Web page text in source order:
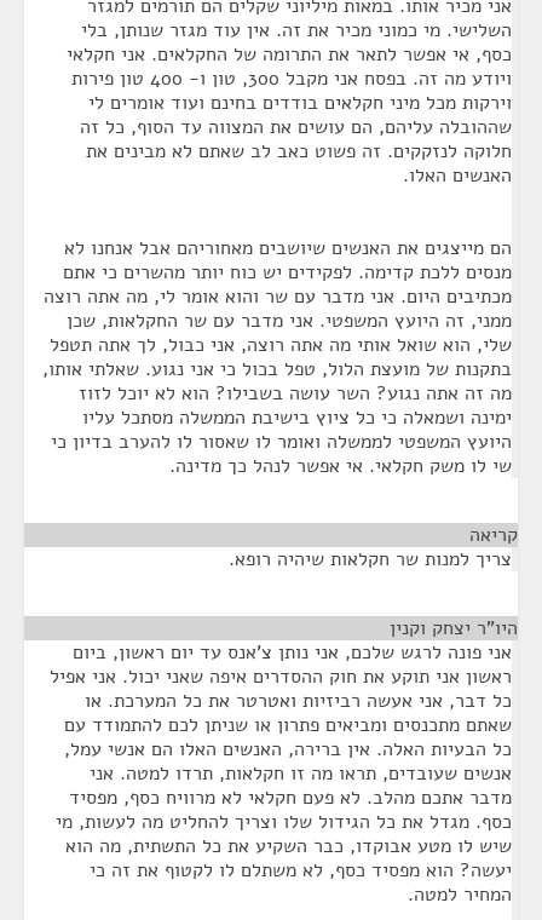
אני מכיר אותו. במאות מיליוני שקלים הם תורמים למגזר
השלישי. מי כמוני מכיר את זה. אין עוד מגזר שנותן, בלי
כסף, אי אפשר לתאר את התרומה של החקלאים. אני חקלאי
ויודע מה זה. בפסח אני מקבל 300, טון ו- 400 טון פירות
וירקות מכל מיני חקלאים בודדים בחינם ועוד אומרים לי
שההובלה עליהם, הם עושים את המצווה עד הסוף, כל זה
חלוקה לנזקקים. זה פשוט כאב לב שאתם לא מבינים את
האנשים האלו.
הם מייצגים את האנשים שיושבים מאחוריהם אבל אנחנו לא
מנסים ללכת קדימה. לפקידים יש כוח יותר מהשרים כי אתם
מכתיבים היום. אני מדבר עם שר והוא אומר לי, מה אתה רוצה
ממני, זה היועץ המשפטי. אני מדבר עם שר החקלאות, שכן
שלי, הוא שואל אותי מה אתה רוצה, אני כבול, לך אתה תטפל
בתקנות של מועצת הלול, טפל בכול כי אני נגוע. שאלתי אותו,
מה זה אתה נגוע? השר עושה בשבילו? הוא לא יוכל לזוז
ימינה ושמאלה כי כל ציוץ בישיבת הממשלה מסתכל עליו
היועץ המשפטי לממשלה ואומר לו שאסור לו להערב בדיון כי
שי לו משק חקלאי. אי אפשר לנהל כך מדינה.
קריאה
צריך למנות שר חקלאות שיהיה רופא.
היו"ר יצחק וקנין
אני פונה לרגש שלכם, אני נותן צ'אנס עד יום ראשון, ביום
ראשון אני תוקע את חוק ההסדרים איפה שאני יכול. אני אפיל
כל דבר, אני אעשה רביזיות ואטרטר את כל המערכת. או
שאתם מתכנסים ומביאים פתרון או שניתן לכם להתמודד עם
כל הבעיות האלה. אין ברירה, האנשים האלו הם אנשי עמל,
אנשים שעובדים, תראו מה זו חקלאות, תרדו למטה. אני
מדבר אתכם מהלב. לא פעם חקלאי לא מרוויח כסף, מפסיד
כסף. מגדל את כל הגידול שלו וצריך להחליט מה לעשות, מי
שיש לו מטע אבוקדו, כבר השקיע את כל התשתית, מה הוא
יעשה? הוא מפסיד כסף, לא משתלם לו לקטוף את זה כי
המחיר למטה.